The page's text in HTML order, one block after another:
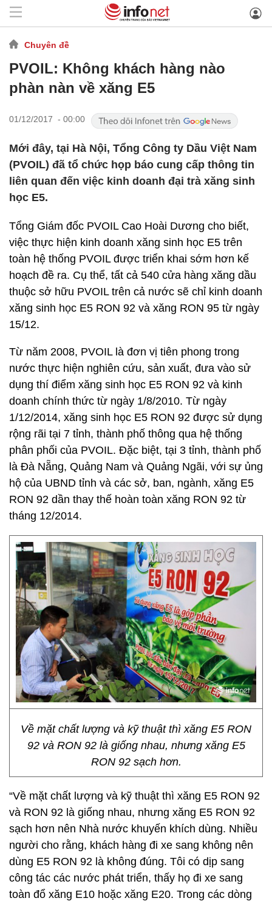
Chuyên đề
PVOIL: Không khách hàng nào
phàn nàn về xăng E5
01/12/2017 - 00:00
Mới đây, tại Hà Nội, Tổng Công ty Dầu Việt Nam
(PVOIL) đã tổ chức họp báo cung cấp thông tin
liên quan đến việc kinh doanh đại trà xăng sinh
học E5.
Tổng Giám đốc PVOIL Cao Hoài Dương cho biết,
việc thực hiện kinh doanh xăng sinh học E5 trên
toàn hệ thống PVOIL được triển khai sớm hơn kế
hoạch đề ra. Cụ thể, tất cả 540 cửa hàng xăng dầu
thuộc sở hữu PVOIL trên cả nước sẽ chỉ kinh doanh
xăng sinh học E5 RON 92 và xăng RON 95 từ ngày
15/12.
Từ năm 2008, PVOIL là đơn vị tiên phong trong
nước thực hiện nghiên cứu, sản xuất, đưa vào sử
dụng thí điểm xăng sinh học E5 RON 92 và kinh
doanh chính thức từ ngày 1/8/2010. Từ ngày
1/12/2014, xăng sinh học E5 RON 92 được sử dụng
rộng rãi tại 7 tỉnh, thành phố thông qua hệ thống
phân phối của PVOIL. Đặc biệt, tại 3 tỉnh, thành phố
là Đà Nẵng, Quảng Nam và Quảng Ngãi, với sự ủng
hộ của UBND tỉnh và các sở, ban, ngành, xăng E5
RON 92 dần thay thế hoàn toàn xăng RON 92 từ
tháng 12/2014.
Về mặt chất lượng và kỹ thuật thì xăng E5 RON
92 và RON 92 là giống nhau, nhưng xăng E5
RON 92 sạch hơn.
“Về mặt chất lượng và kỹ thuật thì xăng E5 RON 92
và RON 92 là giống nhau, nhưng xăng E5 RON 92
sạch hơn nên Nhà nước khuyến khích dùng. Nhiều
người cho rằng, khách hàng đi xe sang không nên
dùng E5 RON 92 là không đúng. Tôi có dịp sang
công tác các nước phát triển, thấy họ đi xe sang
toàn đổ xăng E10 hoặc xăng E20. Trong các dòng